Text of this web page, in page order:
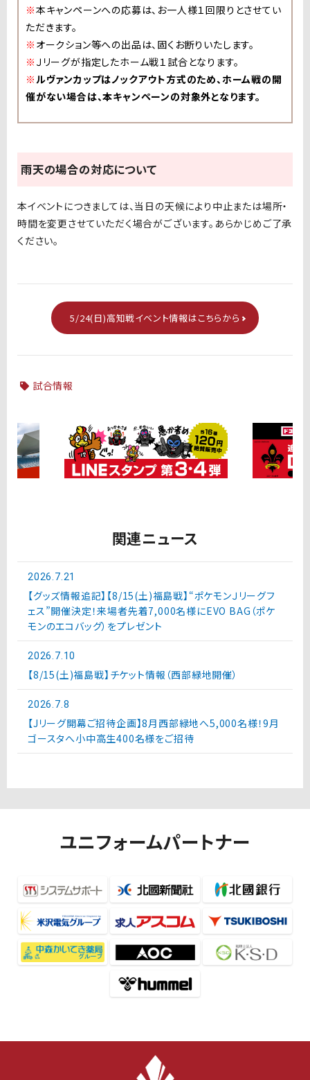
※本キャンペーンへの応募は、お一人様１回限りとさせてい
ただきます。
※ オークション等への出品は、固くお断りいたします。
※ Ｊリーグが指定したホーム戦１試合となります。
※ルヴァンカップはノックアウト方式のため、ホーム戦の開
催がない場合は、本キャンペーンの対象外となります。
雨天の場合の対応について
本イベントにつきましては、当日の天候により中止または場所・
時間を変更させていただく場合がございます。あらかじめご了承
ください。
5/24(日)高知戦イベント情報はこちらから
試合情報
関連ニュース
2026.7.21
【グッズ情報追記】【8/15(土)福島戦】“ポケモンＪリーグフ
ェス”開催決定！来場者先着7,000名様にEVO BAG（ポケ
モンのエコバッグ）をプレゼント
2026.7.10
【8/15(土)福島戦】チケット情報（西部緑地開催）
2026.7.8
【Jリーグ開幕ご招待企画】8月西部緑地へ5,000名様！9月
ゴースタへ小中高生400名様をご招待
ユニフォームパートナー